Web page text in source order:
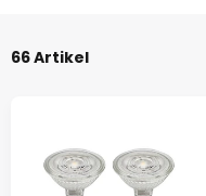
66 Artikel